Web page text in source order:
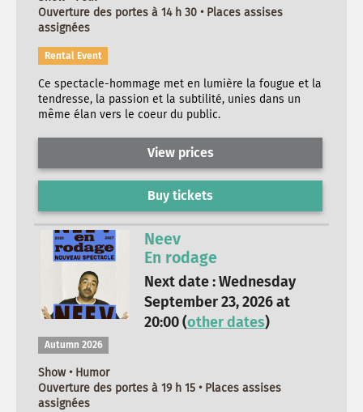
Ouverture des portes à 14 h 30 • Places assises
assignées
Rental Event
Ce spectacle-hommage met en lumière la fougue et la
tendresse, la passion et la subtilité, unies dans un
même élan vers le coeur du public.
View prices
Buy tickets
Neev
En rodage
Next date : Wednesday
September 23, 2026 at
20:00 (other dates)
Autumn 2026
Show • Humor
Ouverture des portes à 19 h 15 • Places assises
assignées